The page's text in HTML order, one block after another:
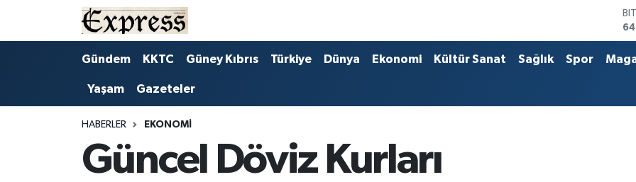
Gündem KKTC Güney Kıbrıs Türkiye Dünya Ekonomi Kültür Sanat Sağlık Spor
Yaşam Gazeteler
HABERLER EKONOMI
Güncel Döviz Kurları
ALAYKÖY
ALSANCAK
ÇATALKÖY
Hava Durumu
Trafik Durumu
Süper Lig Puan Durumu ve Fikstür
Tüm Manşetler